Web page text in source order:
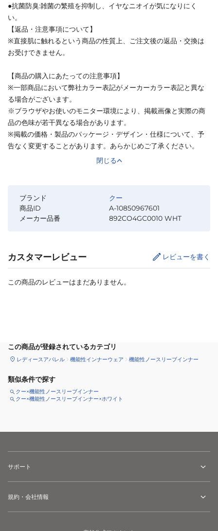
●抗菌防臭:雑菌の繁殖を抑制し、イヤなニオイが気になりにく
い。
【返品・注意事項について】
※直接肌に触れるという商品の性質上、ご注文後の返品・交換は
お受けできません。
【商品の購入にあたっての注意事項】
※一部商品において弊社カラー表記がメーカーカラー表記と異な
る場合がございます。
※ブラウザやお使いのモニター環境により、掲載画像と実際の商
品の色味が若干異なる場合があります。
※掲載の価格・製品のパッケージ・デザイン・仕様について、予
告なく変更することがあります。あらかじめご了承ください。
閉じる
ブランド
クー
商品ID
A-10850967601
メーカー品番
892CO4GC0010 WHT
カスタマーレビュー レビューを書く
この商品のレビューはまだありません。
この商品が登録されているカテゴリ
レディースアパレル 機能性インナーウェア 機能性ノースリーブインナー
類似条件で探す
クー×機能性ノースリーブインナー
クー×機能性ノースリーブインナー×ホワイト
サポート
規約・会社情報